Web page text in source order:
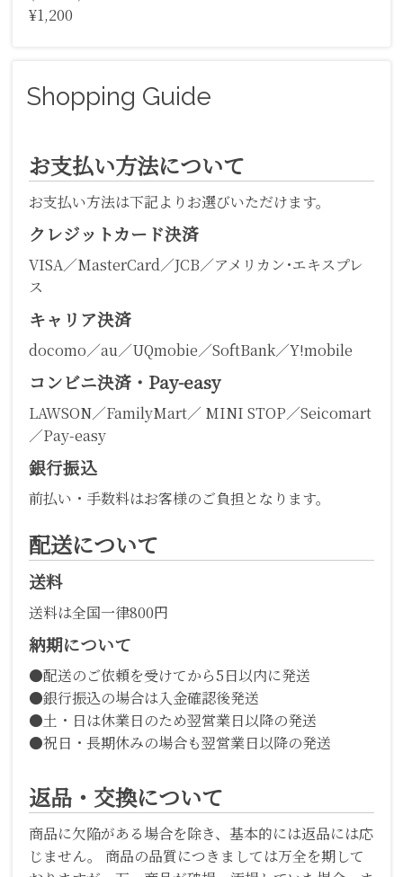
¥1,200
Shopping Guide
お支払い方法について
お支払い方法は下記よりお選びいただけます。
クレジットカード決済
VISA／MasterCard／JCB／アメリカン･エキスプレ
ス
キャリア決済
docomo／au／UQmobie／SoftBank／Y!mobile
コンビニ決済・Pay-easy
LAWSON／FamilyMart／ MINI STOP／Seicomart
／Pay-easy
銀行振込
前払い・手数料はお客様のご負担となります。
配送について
送料
送料は全国一律800円
納期について
●配送のご依頼を受けてから5日以内に発送
●銀行振込の場合は入金確認後発送
●土・日は休業日のため翌営業日以降の発送
●祝日・長期休みの場合も翌営業日以降の発送
返品・交換について
商品に欠陥がある場合を除き、基本的には返品には応
じません。 商品の品質につきましては万全を期して